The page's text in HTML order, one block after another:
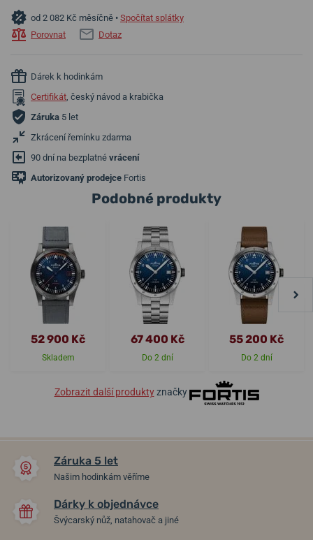
od 2 082 Kč měsíčně • Spočítat splátky
Porovnat
Dotaz
Dárek k hodinkám
Certifikát, český návod a krabička
Záruka 5 let
Zkrácení řemínku zdarma
90 dní na bezplatné vrácení
Autorizovaný prodejce Fortis
Podobné produkty
52 900 Kč
Skladem
67 400 Kč
Do 2 dní
55 200 Kč
Do 2 dní
Zobrazit další produktyznačky
Záruka 5 let
Našim hodinkám věříme
Dárky k objednávce
Švýcarský nůž, natahovač a jiné